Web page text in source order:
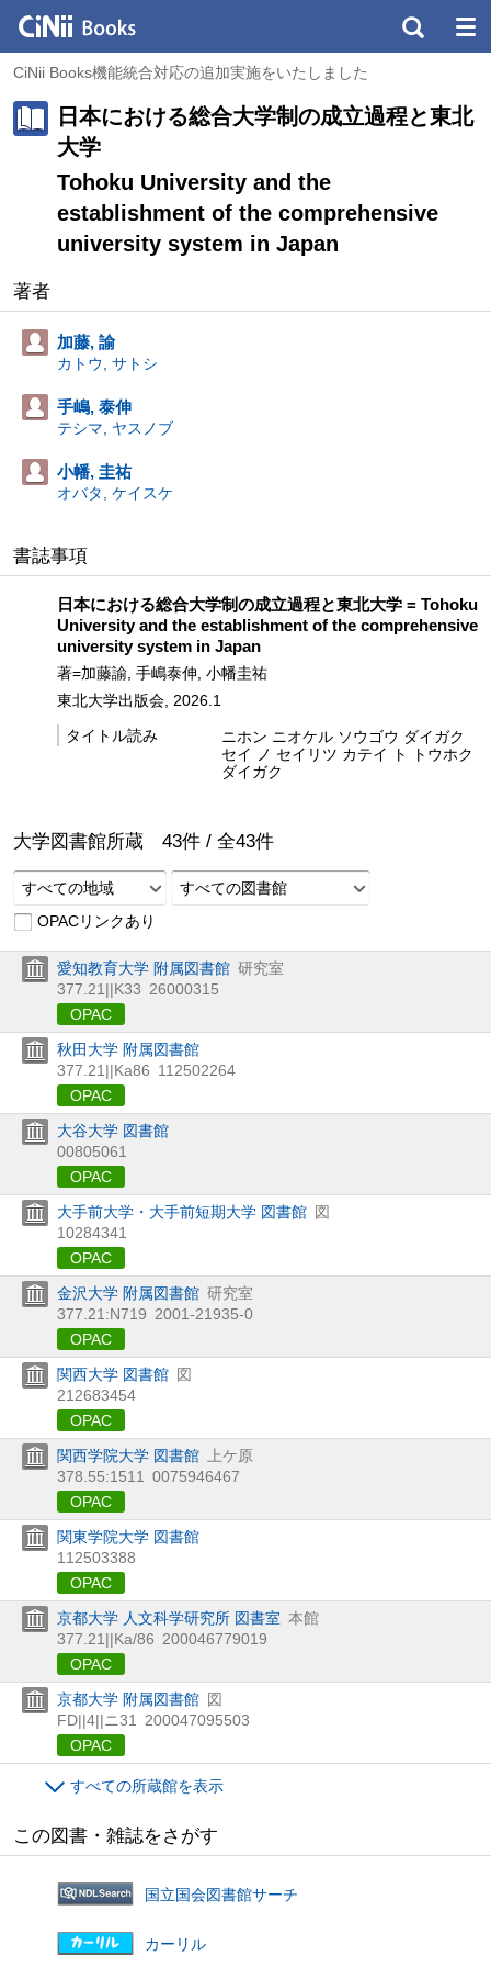
CiNii Books機能統合対応の追加実施をいたしました
日本における総合大学制の成立過程と東北
大学
Tohoku University and the
establishment of the comprehensive
university system in Japan
著者
加藤, 諭
カトウ, サトシ
手嶋, 泰伸
テシマ, ヤスノブ
小幡, 圭祐
オバタ, ケイスケ
書誌事項
日本における総合大学制の成立過程と東北大学 = Tohoku
University and the establishment of the comprehensive
university system in Japan
著=加藤諭, 手嶋泰伸, 小幡圭祐
東北大学出版会, 2026.1
タイトル読み
ニホン ニオケル ソウゴウ ダイガク
セイ ノ セイリツ カテイ ト トウホク
ダイガク
大学図書館所蔵 43件 / 全43件
すべての地域
すべての図書館
OPACリンクあり
愛知教育大学 附属図書館 研究室
377.21||K33 26000315
OPAC
秋田大学 附属図書館
377.21||Ka86 112502264
OPAC
大谷大学 図書館
00805061
OPAC
大手前大学・大手前短期大学 図書館 図
10284341
OPAC
金沢大学 附属図書館 研究室
377.21:N719 2001-21935-0
OPAC
関西大学 図書館 図
212683454
OPAC
関西学院大学 図書館
上ケ原
378.55:1511
0075946467
OPAC
関東学院大学 図書館
112503388
OPAC
京都大学 人文科学研究所 図書室 本館
377.21||Ka/86 200046779019
OPAC
京都大学 附属図書館 図
FD||4||ニ31
200047095503
OPAC
すべての所蔵館を表示
この図書・雑誌をさがす
国立国会図書館サーチ
カーリル